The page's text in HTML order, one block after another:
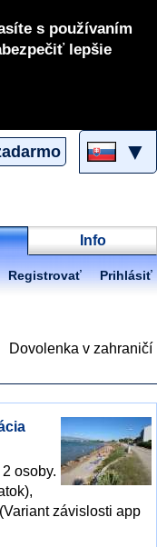
s používaním
lepšie
▼
Info
Registrovať Prihlásiť
Dovolenka v zahraničí
osoby.
závislosti app